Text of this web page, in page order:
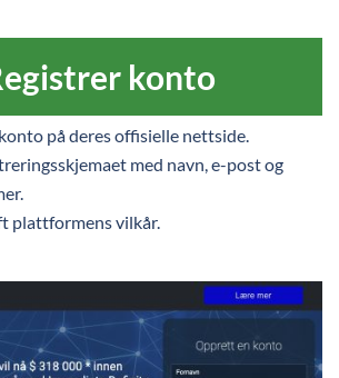
konto
på deres offisielle nettside.
med navn, e-post og
plattformens vilkår.